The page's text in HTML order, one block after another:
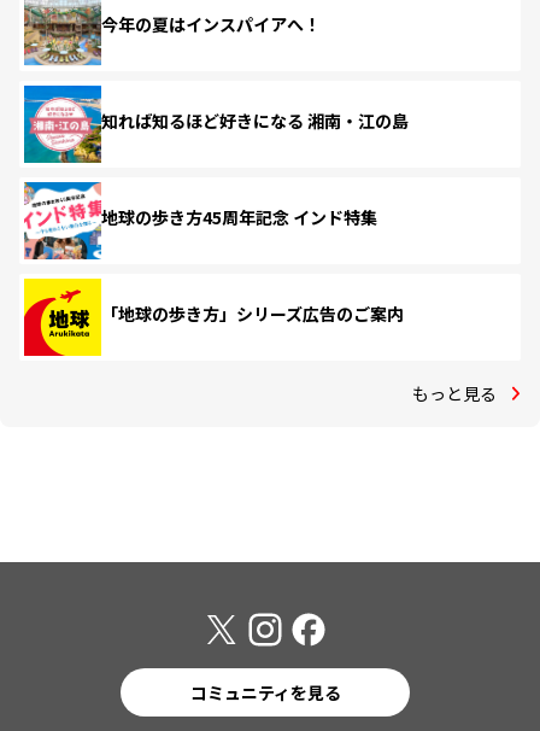
今年の夏はインスパイアへ！
知れば知るほど好きになる 湘南・江の島
地球の歩き方45周年記念 インド特集
「地球の歩き方」シリーズ広告のご案内
もっと見る
コミュニティを見る